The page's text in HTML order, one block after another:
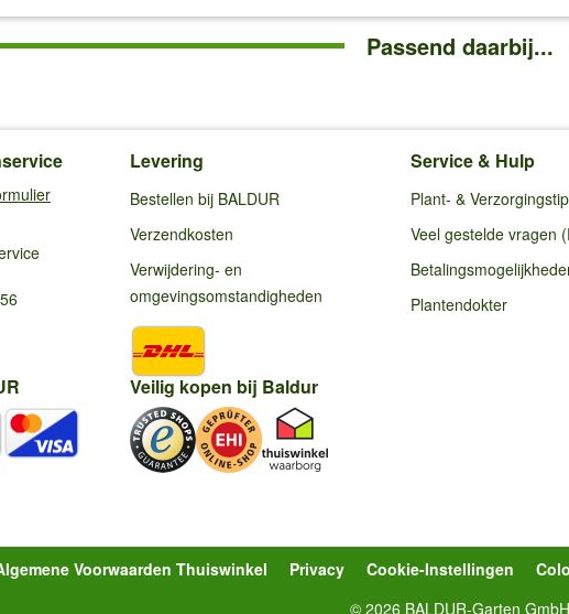
Passend daarbij...
Levering
Bestellen bij BALDUR
Verzendkosten
Verwijdering- en
omgevingsomstandigheden
Service & Hulp
Plant- &
Veel gestelde vragen
Plantendokter
Veilig kopen bij Baldur
Voorwaarden Thuiswinkel Privacy Cookie-Instellingen
© 2026 BALDUR-Garten GmbH